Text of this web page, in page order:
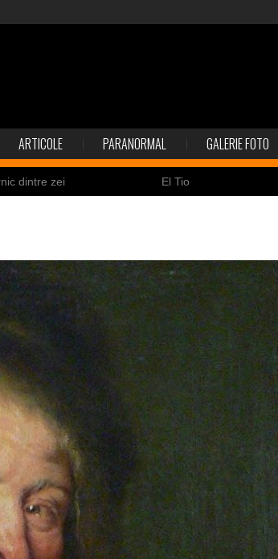
ARTICOLE PARANORMAL GALERIE FOTO
dintre zei El Tio
sunt stresaţi psihologic Timna
fiinţe verzi Fenomen straniu pe
de la Gobelki Tepe din Turcia